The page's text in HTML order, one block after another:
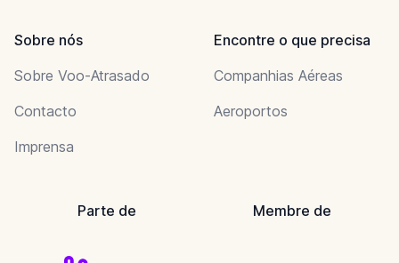
Sobre nós
Sobre Voo-Atrasado
Contacto
Imprensa
Encontre o que precisa
Companhias Aéreas
Aeroportos
Parte de Membre de